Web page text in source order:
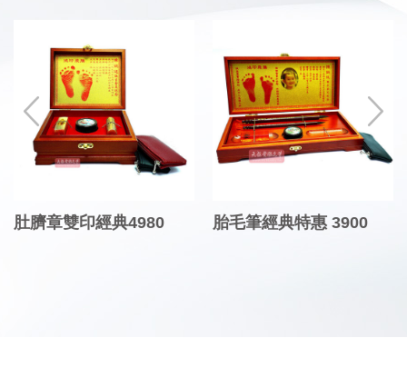
肚臍章雙印經典4980 胎毛筆經典特惠 3900